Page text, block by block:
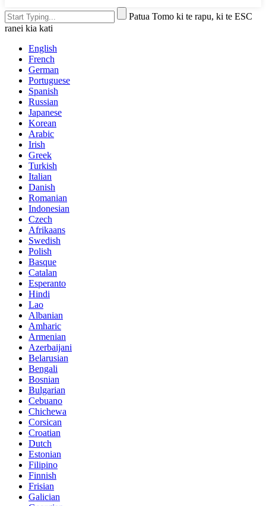
Patua Tomo ki te rapu, ki te ESC
ranei kia kati
English
French
German
Portuguese
Spanish
Russian
Japanese
Korean
Arabic
Irish
Greek
Turkish
Italian
Danish
Romanian
Indonesian
Czech
Afrikaans
Swedish
Polish
Basque
Catalan
Esperanto
Hindi
Lao
Albanian
Amharic
Armenian
Azerbaijani
Belarusian
Bengali
Bosnian
Bulgarian
Cebuano
Chichewa
Corsican
Croatian
Dutch
Estonian
Filipino
Finnish
Frisian
Galician